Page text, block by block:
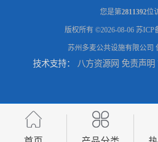
南通垃圾收集房生产厂家 南通小区值班岗亭定做 南通收费岗亭批发厂家
您是第2811392位
版权所有 ©2026-08-06 苏ICP
苏州多麦公共设施有限公司
技术支持： 八方资源网 免责声明